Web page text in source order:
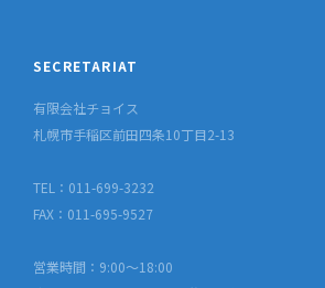
SECRETARIAT
有限会社チョイス
札幌市手稲区前田四条10丁目2-13
TEL：011-699-3232
FAX：011-695-9527
営業時間：9:00〜18:00